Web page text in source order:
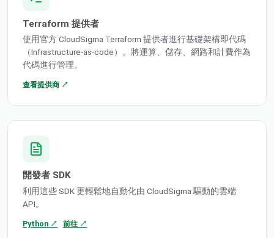
Terraform 提供者
使用官方 CloudSigma Terraform 提供者進行基礎架構即代碼
（Infrastructure-as-code）。將運算、儲存、網路和計費作為
代碼進行管理。
查看提供商 ↗
開發者 SDK
利用這些 SDK 更輕鬆地自動化由 CloudSigma 驅動的雲端
API。
Python ↗ 前往 ↗